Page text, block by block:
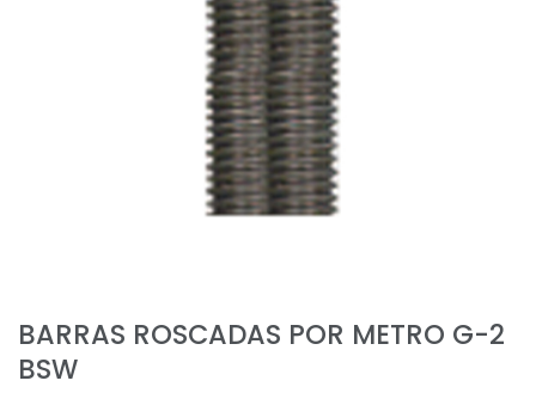
BARRAS ROSCADAS POR METRO G-2
BSW